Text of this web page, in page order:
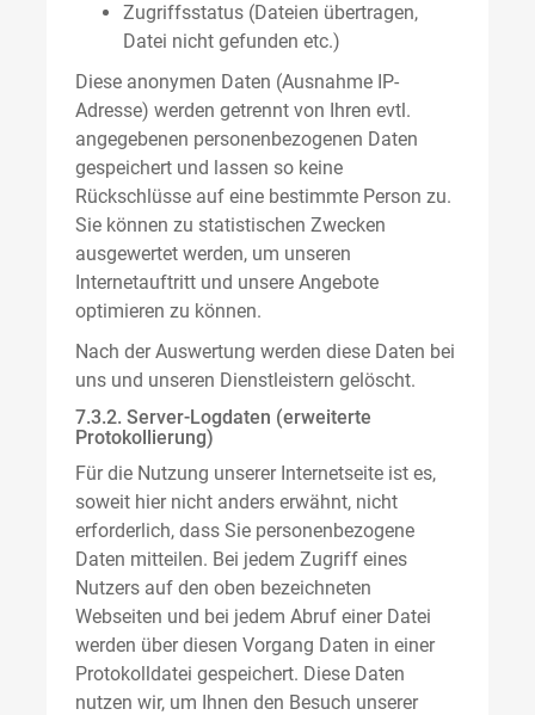
Zugriffsstatus (Dateien übertragen,
Datei nicht gefunden etc.)
Diese anonymen Daten (Ausnahme IP-
Adresse) werden getrennt von Ihren evtl.
angegebenen personenbezogenen Daten
gespeichert und lassen so keine
Rückschlüsse auf eine bestimmte Person zu.
Sie können zu statistischen Zwecken
ausgewertet werden, um unseren
Internetauftritt und unsere Angebote
optimieren zu können.
Nach der Auswertung werden diese Daten bei
uns und unseren Dienstleistern gelöscht.
7.3.2. Server-Logdaten (erweiterte
Protokollierung)
Für die Nutzung unserer Internetseite ist es,
soweit hier nicht anders erwähnt, nicht
erforderlich, dass Sie personenbezogene
Daten mitteilen. Bei jedem Zugriff eines
Nutzers auf den oben bezeichneten
Webseiten und bei jedem Abruf einer Datei
werden über diesen Vorgang Daten in einer
Protokolldatei gespeichert. Diese Daten
nutzen wir, um Ihnen den Besuch unserer